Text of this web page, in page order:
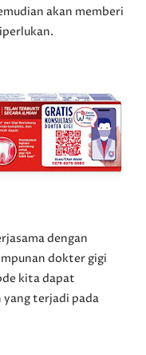
akan memberi
dengan
dokter gigi
kita dapat
yang terjadi pada